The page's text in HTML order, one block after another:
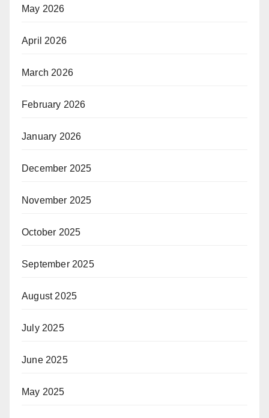
May 2026
April 2026
March 2026
February 2026
January 2026
December 2025
November 2025
October 2025
September 2025
August 2025
July 2025
June 2025
May 2025